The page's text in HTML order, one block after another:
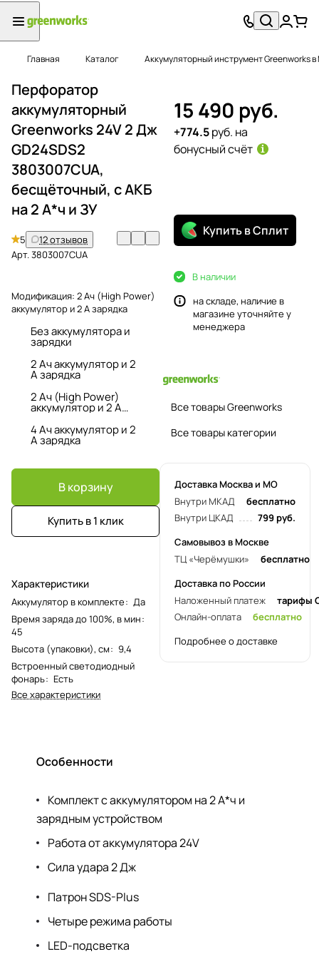
Главная Каталог Аккумуляторный инструмент Greenworks
Перфоратор
аккумуляторный
Greenworks 24V 2 Дж
GD24SDS2
3803007CUA,
бесщёточный, с АКБ
на 2 А*ч и ЗУ
5
12 отзывов
Арт.3803007CUA
Модификация: 2 Ач (High Power)
аккумулятор и 2 А зарядка
Без аккумулятора и
зарядки
2 Ач аккумулятор и 2
А зарядка
2 Ач (High Power)
аккумулятор и 2 А
зарядка
4 Ач аккумулятор и 2
А зарядка
В корзину
Купить в 1 клик
Характеристики
Аккумулятор в комплекте: Да
Время заряда до 100%, в мин:
45
Высота (упаковки), см: 9,4
Встроенный светодиодный
фонарь: Есть
Все характеристики
15 490 руб.
+774.5руб. на
бонусный счёт
Купить в Сплит
В наличии
на складе, наличие в
магазине уточняйте у
менеджера
Все товары Greenworks
Все товары категории
Доставка Москва и МО
Внутри МКАД
бесплатно
Внутри ЦКАД
799 руб.
Самовывоз в Москве
ТЦ «Черёмушки»
бесплатно
Доставка по России
Наложенный платеж
тарифы
Онлайн-оплата
бесплатно
Подробнее о доставке
Особенности
Комплект с аккумулятором на 2 А*ч и
зарядным устройством
Работа от аккумулятора 24V
Сила удара 2 Дж
Патрон SDS-Plus
Четыре режима работы
LED-подсветка